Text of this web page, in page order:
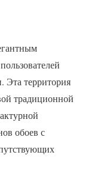
Эта территория
традиционной
обоев с